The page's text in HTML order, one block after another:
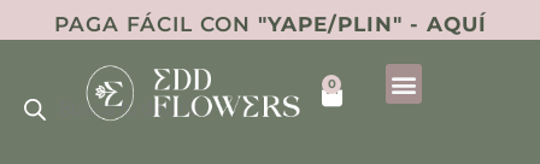
al
contenido
PAGA FÁCIL CON "YAPE/PLIN" - AQUÍ
0
Cart
por
los
últimos